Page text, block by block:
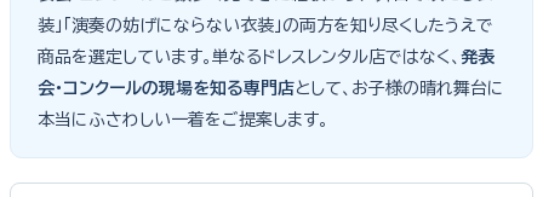
装」「演奏の妨げにならない衣装」の両方を知り尽くしたうえで
商品を選定しています。単なるドレスレンタル店ではなく、 発表
会・コンクールの現場を知る専門店として、お子様の晴れ舞台に
本当にふさわしい一着をご提案します。